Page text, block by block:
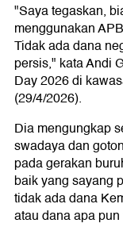
"Saya tegaskan,
menggunakan
Tidak ada dana
persis," kata Andi
Day 2026 di
(29/4/2026).
Dia mengungkap
swadaya dan
pada gerakan
baik yang sayang
tidak ada dana
atau dana apa